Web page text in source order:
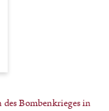
Bombenkrieges in